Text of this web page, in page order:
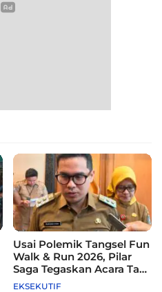
Usai Polemik Tangsel Fun
Walk & Run 2026, Pilar
Saga Tegaskan Acara Tak
Difasilitasi Pemkot
EKSEKUTIF